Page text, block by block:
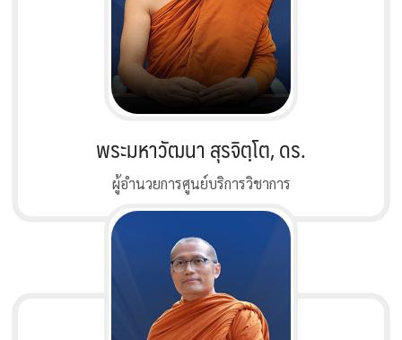
พระมหาวัฒนา สุรจิตฺโต, ดร.
ผู้อำนวยการศูนย์บริการวิชาการ